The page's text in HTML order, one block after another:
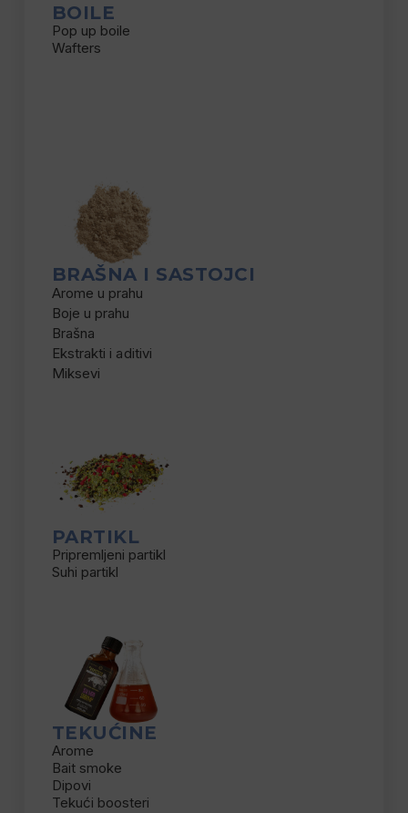
BOILE
Pop up boile
Wafters
BRAŠNA I SASTOJCI
Arome u prahu
Boje u prahu
Brašna
Ekstrakti i aditivi
Miksevi
PARTIKL
Pripremljeni partikl
Suhi partikl
TEKUĆINE
Arome
Bait smoke
Dipovi
Tekući boosteri